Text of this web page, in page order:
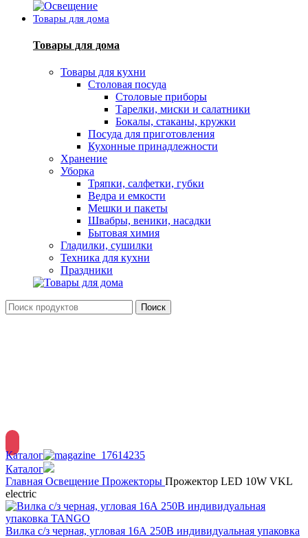
Товары для дома
Товары для дома
Товары для кухни
Столовая посуда
Столовые приборы
Тарелки, миски и салатники
Бокалы, стаканы, кружки
Посуда для приготовления
Кухонные принадлежности
Хранение
Уборка
Тряпки, салфетки, губки
Ведра и емкости
Мешки и пакеты
Швабры, веники, насадки
Бытовая химия
Гладилки, сушилки
Техника для кухни
Праздники
Поиск
Каталог
Каталог
Главная Освещение Прожекторы Прожектор LED 10W VKL
electric
Вилка с/з черная, угловая 16А 250В индивидуальная упаковка